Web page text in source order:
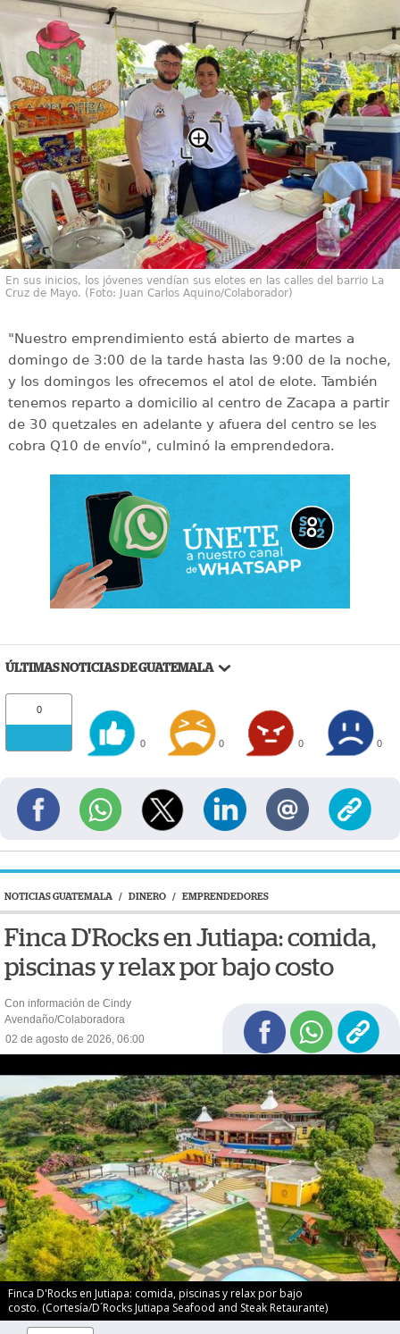
En sus inicios, los jóvenes vendían sus elotes en las calles del barrio La
Cruz de Mayo. (Foto: Juan Carlos Aquino/Colaborador)
"Nuestro emprendimiento está abierto de martes a
domingo de 3:00 de la tarde hasta las 9:00 de la noche,
y los domingos les ofrecemos el atol de elote. También
tenemos reparto a domicilio al centro de Zacapa a partir
de 30 quetzales en adelante y afuera del centro se les
cobra Q10 de envío", culminó la emprendedora.
ÚLTIMAS NOTICIAS DE GUATEMALA
0
0 0 0 0
NOTICIAS GUATEMALA / DINERO / EMPRENDEDORES
Finca D'Rocks en Jutiapa: comida,
piscinas y relax por bajo costo
Con información de Cindy
Avendaño/Colaboradora
02 de agosto de 2026, 06:00
Finca D'Rocks en Jutiapa: comida, piscinas y relax por bajo
costo. (Cortesía/D´Rocks Jutiapa Seafood and Steak Retaurante)